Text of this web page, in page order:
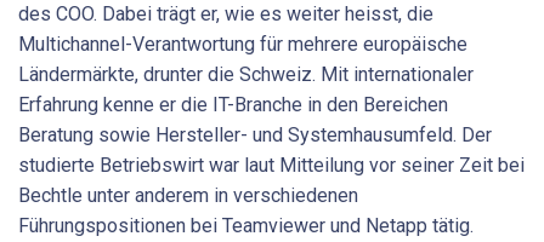
des COO. Dabei trägt er, wie es weiter heisst, die
Multichannel-Verantwortung für mehrere europäische
Ländermärkte, drunter die Schweiz. Mit internationaler
Erfahrung kenne er die IT-Branche in den Bereichen
Beratung sowie Hersteller- und Systemhausumfeld. Der
studierte Betriebswirt war laut Mitteilung vor seiner Zeit bei
Bechtle unter anderem in verschiedenen
Führungspositionen bei Teamviewer und Netapp tätig.